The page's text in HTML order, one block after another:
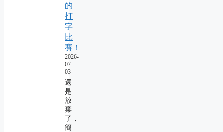
的
打
字
比
賽！
2026-
07-
03
還
是
放
棄
了，
簡